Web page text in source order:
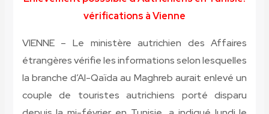
vérifications à Vienne
VIENNE – Le ministère autrichien des Affaires
étrangères vérifie les informations selon lesquelles
la branche d’Al-Qaïda au Maghreb aurait enlevé un
couple de touristes autrichiens porté disparu